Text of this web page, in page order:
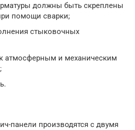
должны быть скреплены
помощи сварки;
стыковочных
атмосферным и механическим
панели производятся с двумя